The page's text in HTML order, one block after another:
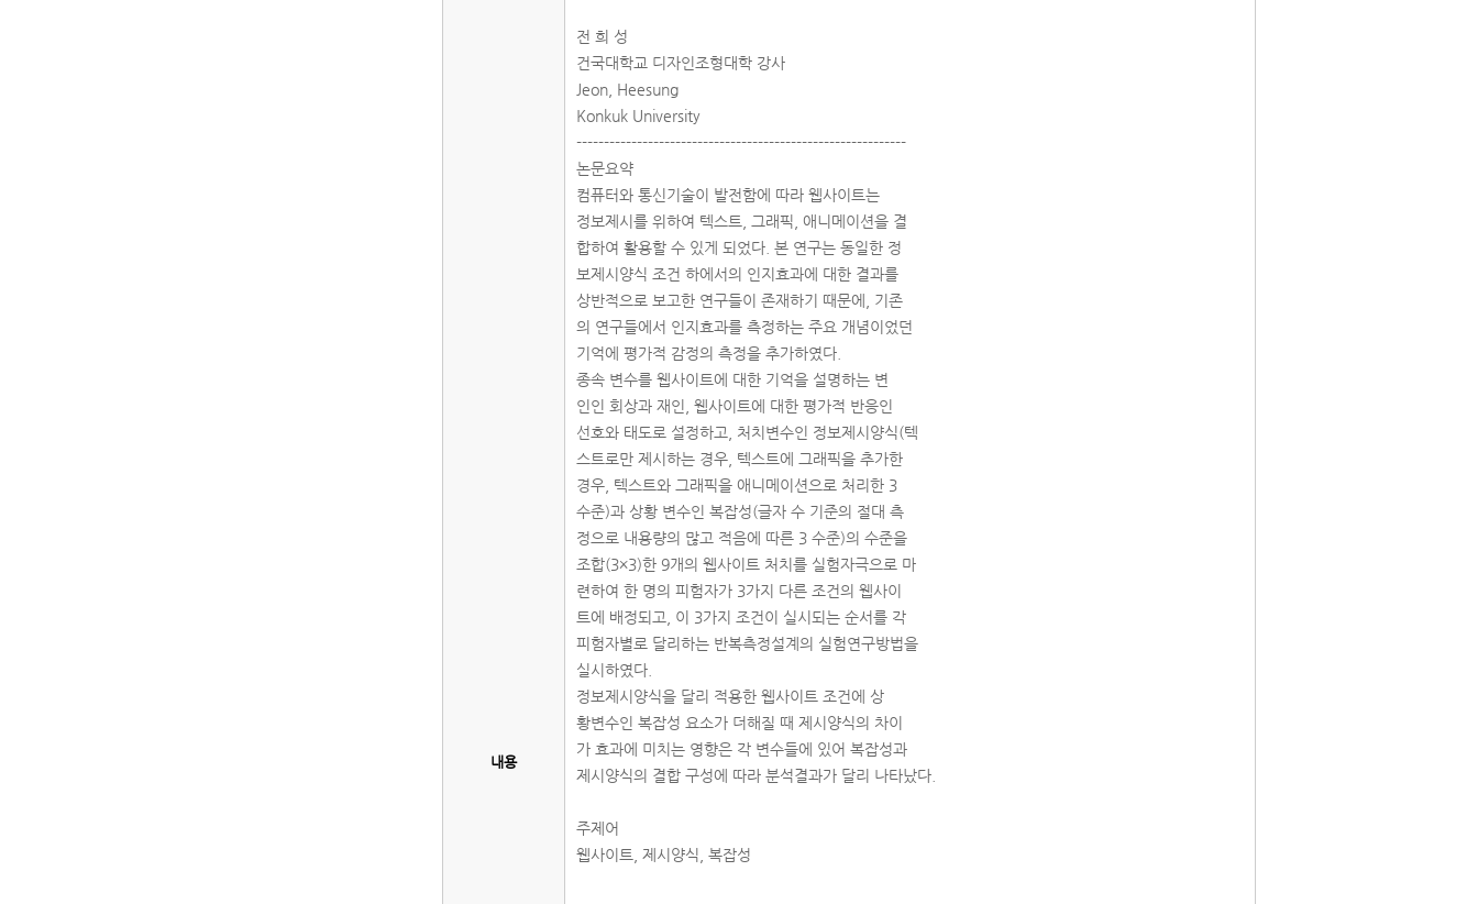
내용
전 희 성
건국대학교 디자인조형대학 강사
Jeon, Heesung
Konkuk University
------------------------------------------------------------
논문요약
컴퓨터와 통신기술이 발전함에 따라 웹사이트는
정보제시를 위하여 텍스트, 그래픽, 애니메이션을 결
합하여 활용할 수 있게 되었다. 본 연구는 동일한 정
보제시양식 조건 하에서의 인지효과에 대한 결과를
상반적으로 보고한 연구들이 존재하기 때문에, 기존
의 연구들에서 인지효과를 측정하는 주요 개념이었던
기억에 평가적 감정의 측정을 추가하였다.
종속 변수를 웹사이트에 대한 기억을 설명하는 변
인인 회상과 재인, 웹사이트에 대한 평가적 반응인
선호와 태도로 설정하고, 처치변수인 정보제시양식(텍
스트로만 제시하는 경우, 텍스트에 그래픽을 추가한
경우, 텍스트와 그래픽을 애니메이션으로 처리한 3
수준)과 상황 변수인 복잡성(글자 수 기준의 절대 측
정으로 내용량의 많고 적음에 따른 3 수준)의 수준을
조합(3×3)한 9개의 웹사이트 처치를 실험자극으로 마
련하여 한 명의 피험자가 3가지 다른 조건의 웹사이
트에 배정되고, 이 3가지 조건이 실시되는 순서를 각
피험자별로 달리하는 반복측정설계의 실험연구방법을
실시하였다.
정보제시양식을 달리 적용한 웹사이트 조건에 상
황변수인 복잡성 요소가 더해질 때 제시양식의 차이
가 효과에 미치는 영향은 각 변수들에 있어 복잡성과
제시양식의 결합 구성에 따라 분석결과가 달리 나타났다.
주제어
웹사이트, 제시양식, 복잡성